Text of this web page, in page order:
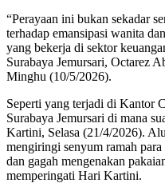
“Perayaan ini bukan sekadar
terhadap emansipasi wanita
yang bekerja di sektor
Surabaya Jemursari, Octarez
Minghu (10/5/2026).
Seperti yang terjadi di Kantor
Surabaya Jemursari di mana
Kartini, Selasa (21/4/2026).
mengiringi senyum ramah
dan gagah mengenakan
memperingati Hari Kartini.